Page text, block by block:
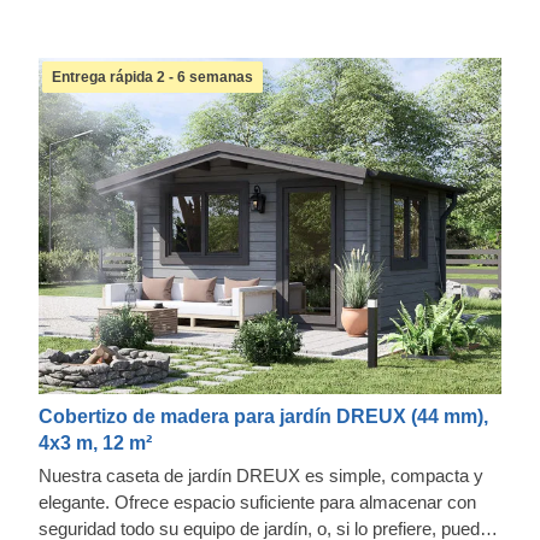
Entrega rápida 2 - 6 semanas
Cobertizo de madera para jardín DREUX (44 mm),
4x3 m, 12 m²
Nuestra caseta de jardín DREUX es simple, compacta y
elegante. Ofrece espacio suficiente para almacenar con
seguridad todo su equipo de jardín, o, si lo prefiere, puede